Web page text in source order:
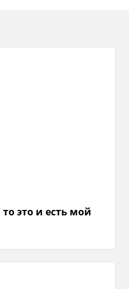
это и есть мой